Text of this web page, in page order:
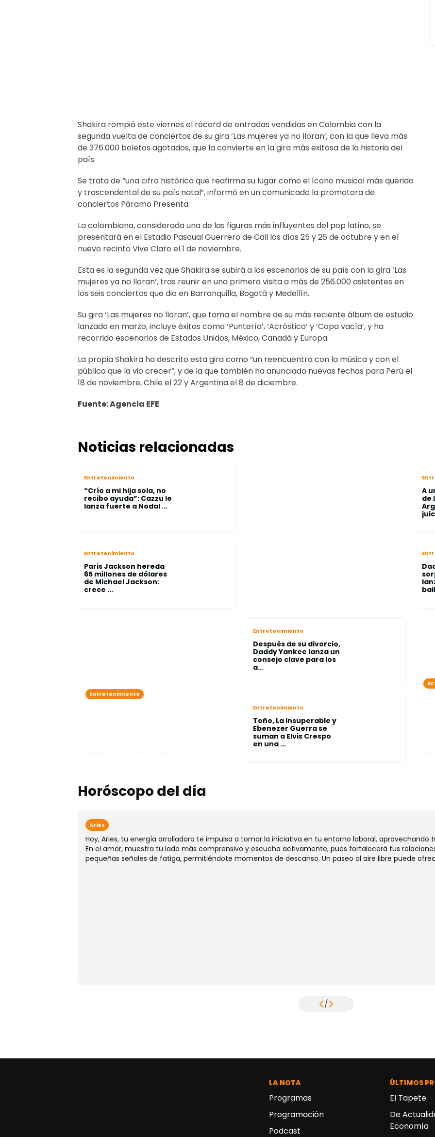
Shakira rompió este viernes el récord de entradas vendidas en Colombia con la
segunda vuelta de conciertos de su gira ‘Las mujeres ya no lloran’, con la que lleva más
de 376.000 boletos agotados, que la convierte en la gira más exitosa de la historia del
país.
Se trata de “una cifra histórica que reafirma su lugar como el ícono musical más querido
y trascendental de su país natal”, informó en un comunicado la promotora de
conciertos Páramo Presenta.
La colombiana, considerada una de las figuras más influyentes del pop latino, se
presentará en el Estadio Pascual Guerrero de Cali los días 25 y 26 de octubre y en el
nuevo recinto Vive Claro el 1 de noviembre.
Esta es la segunda vez que Shakira se subirá a los escenarios de su país con la gira ‘Las
mujeres ya no lloran’, tras reunir en una primera visita a más de 256.000 asistentes en
los seis conciertos que dio en Barranquilla, Bogotá y Medellín.
Su gira ‘Las mujeres no lloran’, que toma el nombre de su más reciente álbum de estudio
lanzado en marzo, incluye éxitos como ‘Puntería’, ‘Acróstico’ y ‘Copa vacía’, y ha
recorrido escenarios de Estados Unidos, México, Canadá y Europa.
La propia Shakira ha descrito esta gira como “un reencuentro con la música y con el
público que la vio crecer”, y de la que también ha anunciado nuevas fechas para Perú el
18 de noviembre, Chile el 22 y Argentina el 8 de diciembre.
Fuente: Agencia EFE
Noticias relacionadas
Entretenimiento
“Crío a mi hija sola, no
recibo ayuda”: Cazzu le
lanza fuerte a Nodal ...
Entretenimiento
Paris Jackson hereda
65 millones de dólares
de Michael Jackson:
crece ...
A
de
Entretenimiento
Entretenimiento
Después de su divorcio,
Daddy Yankee lanza un
consejo clave para los
a...
Entretenimiento
Toño, La Insuperable y
Ebenezer Guerra se
suman a Elvis Crespo
en una ...
Horóscopo del día
Aries
Hoy, Aries, tu energía arrolladora te impulsa a tomar la iniciativa en tu entorno laboral, aprovechando
En el amor, muestra tu lado más comprensivo y escucha activamente, pues fortalecerá tus
pequeñas señales de fatiga, permitiéndote momentos de descanso. Un paseo al aire libre puede
/
LA NOTA
Programas
Programación
Podcast
ÚLTIMOS
El Tapete
De
Economía